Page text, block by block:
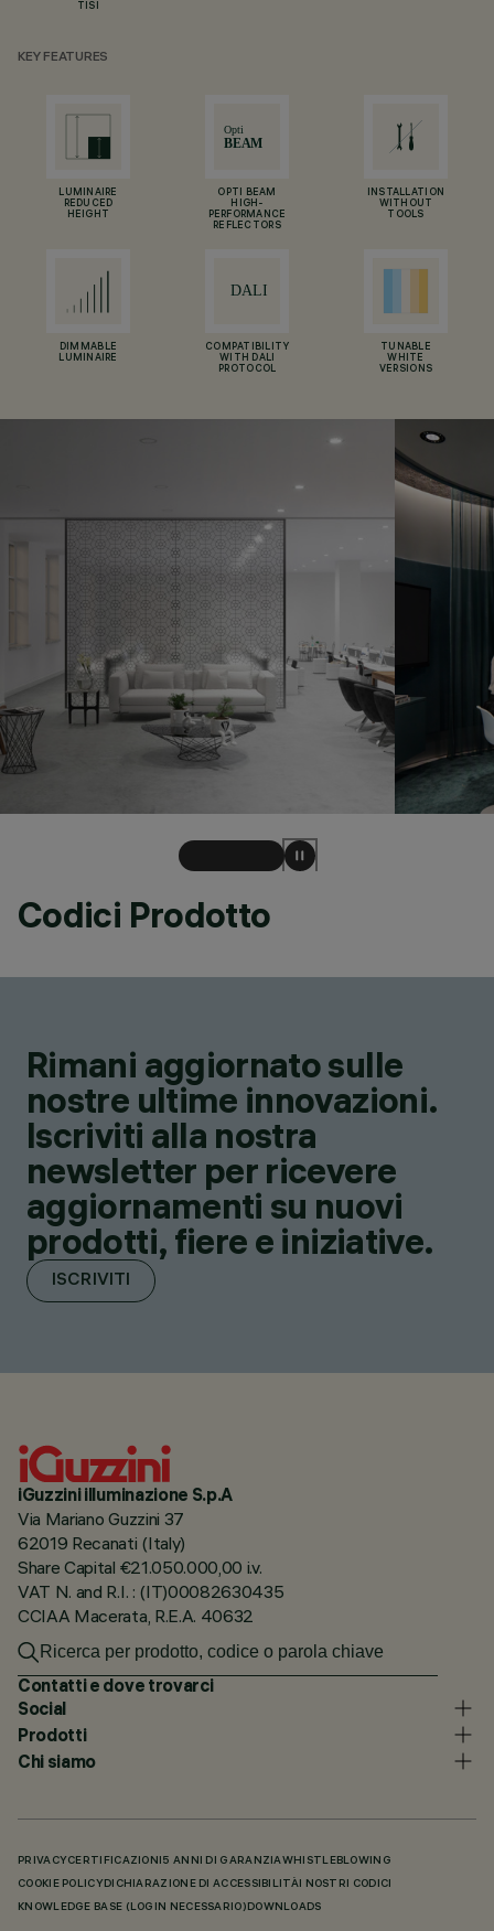
TISI
KEY FEATURES
LUMINAIRE
REDUCED
HEIGHT
OPTI BEAM
HIGH-
PERFORMANCE
REFLECTORS
INSTALLATION
WITHOUT
TOOLS
DIMMABLE
LUMINAIRE
COMPATIBILITY
WITH DALI
PROTOCOL
TUNABLE
WHITE
VERSIONS
Codici Prodotto
Rimani aggiornato sulle
nostre ultime innovazioni.
Iscriviti alla nostra
newsletter per ricevere
aggiornamenti su nuovi
prodotti, fiere e iniziative.
ISCRIVITI
iGuzzini illuminazione S.p.A
Via Mariano Guzzini 37
62019 Recanati (Italy)
Share Capital €21.050.000,00 i.v.
VAT N. and R.I. : (IT)00082630435
CCIAA Macerata, R.E.A. 40632
Contatti e dove trovarci
Social
Prodotti
Chi siamo
PRIVACY CERTIFICAZIONI 5 ANNI DI GARANZIAWHISTLEBLOWING
COOKIE POLICY DICHIARAZIONE DI ACCESSIBILITÀI NOSTRI CODICI
KNOWLEDGE BASE (LOGIN NECESSARIO) DOWNLOADS